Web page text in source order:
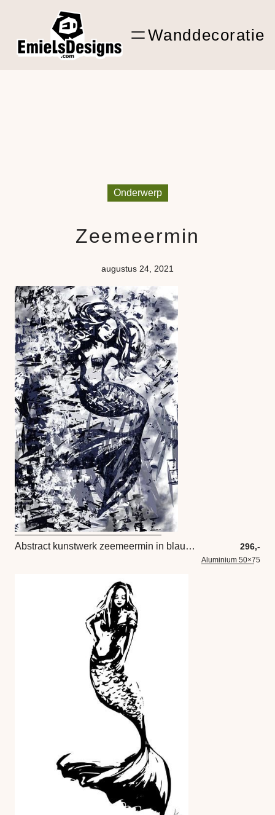
inhoud
Shop Kunst
Wanddecoratie
Onderwerp
Zeemeermin
augustus 24, 2021
Abstract kunstwerk zeemeermin in blauw en wit 296,-
Aluminium 50×75